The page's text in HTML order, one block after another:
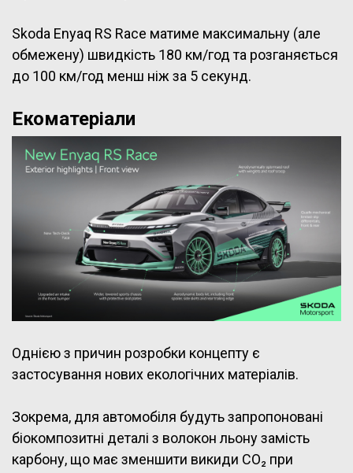
Skoda Enyaq RS Race матиме максимальну (але
обмежену) швидкість 180 км/год та розганяється
до 100 км/год менш ніж за 5 секунд.
Екоматеріали
Однією з причин розробки концепту є
застосування нових екологічних матеріалів.
Зокрема, для автомобіля будуть запропоновані
біокомпозитні деталі з волокон льону замість
карбону, що має зменшити викиди CO₂ при